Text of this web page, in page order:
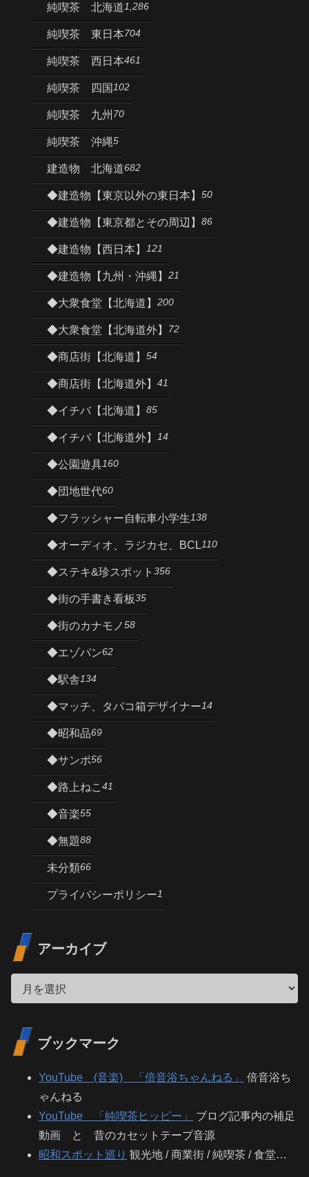
純喫茶 北海道1,286
純喫茶 東日本704
純喫茶 西日本461
純喫茶 四国102
純喫茶 九州 70
純喫茶 沖縄5
建造物 北海道682
◆建造物【東京以外の東日本】 50
◆建造物【東京都とその周辺】 86
◆建造物【西日本】 121
◆建造物【九州・沖縄】 21
◆大衆食堂【北海道】 200
◆大衆食堂【北海道外】 72
◆商店街【北海道】 54
◆商店街【北海道外】 41
◆イチバ【北海道】 85
◆イチバ【北海道外】 14
◆公園遊具160
◆団地世代60
◆フラッシャー自転車小学生138
◆オーディオ、ラジカセ、BCL110
◆ステキ&珍スポット 356
◆街の手書き看板35
◆街のカナモノ58
◆エゾパン62
◆駅舎134
◆マッチ、タバコ箱デザイナー14
◆昭和品69
◆サンポ56
◆路上ねこ 41
◆音楽55
◆無題88
未分類66
プライバシーポリシー1
アーカイブ
ブックマーク
YouTube (音楽) 「倍音浴ちゃんねる」
倍音浴ち
ゃんねる
YouTube 「純喫茶ヒッピー」
ブログ記事内の補足
動画 と 昔のカセットテープ音源
昭和スポット巡り 観光地 / 商業街 / 純喫茶 / 食堂…